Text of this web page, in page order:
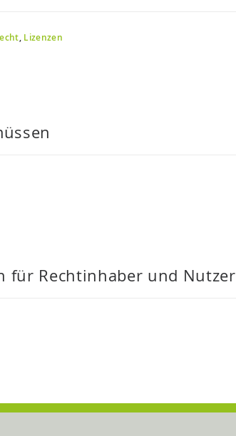
, Lizenzen
für Rechtinhaber und Nutzer